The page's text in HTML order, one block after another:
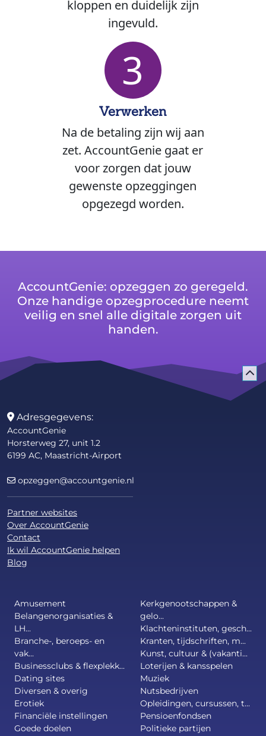
kloppen en duidelijk zijn
ingevuld.
3
Verwerken
Na de betaling zijn wij aan
zet. AccountGenie gaat er
voor zorgen dat jouw
gewenste opzeggingen
opgezegd worden.
AccountGenie: opzeggen zo geregeld.
Onze handige opzegprocedure neemt
veilig en snel alle digitale zorgen uit
handen.
Adresgegevens:
AccountGenie
Horsterweg 27, unit 1.2
6199 AC, Maastricht-Airport
opzeggen@accountgenie.nl
Partner websites
Over AccountGenie
Contact
Ik wil AccountGenie helpen
Blog
Amusement
Belangenorganisaties &
LH...
Branche-, beroeps- en
vak...
Businessclubs & flexplekk...
Dating sites
Diversen & overig
Erotiek
Financiële instellingen
Goede doelen
Kerkgenootschappen &
gelo...
Klachteninstituten, gesch...
Kranten, tijdschriften, m...
Kunst, cultuur & (vakanti...
Loterijen & kansspelen
Muziek
Nutsbedrijven
Opleidingen, cursussen, t...
Pensioenfondsen
Politieke partijen